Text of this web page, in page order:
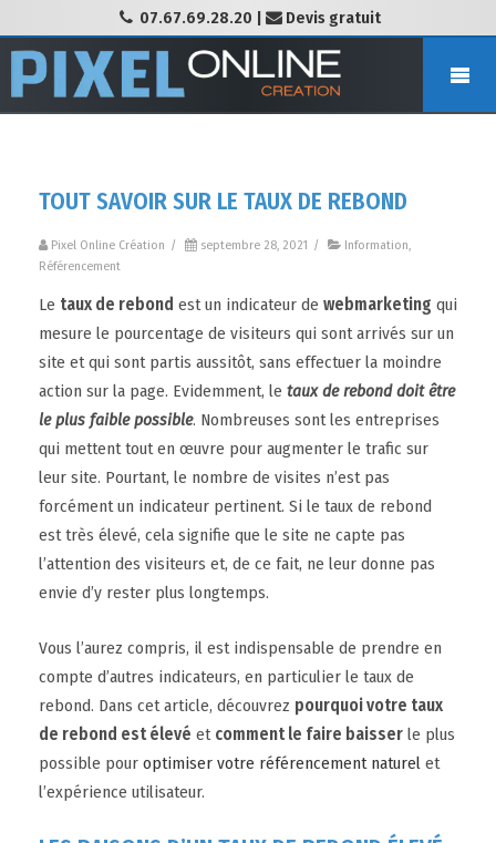
07.67.69.28.20 | Devis gratuit
TOUT SAVOIR SUR LE TAUX DE REBOND
Pixel Online Création / septembre 28, 2021 / Information,
Référencement
Le taux de rebond est un indicateur de webmarketing qui
mesure le pourcentage de visiteurs qui sont arrivés sur un
site et qui sont partis aussitôt, sans effectuer la moindre
action sur la page. Evidemment, le taux de rebond doit être
le plus faible possible. Nombreuses sont les entreprises
qui mettent tout en œuvre pour augmenter le trafic sur
leur site. Pourtant, le nombre de visites n’est pas
forcément un indicateur pertinent. Si le taux de rebond
est très élevé, cela signifie que le site ne capte pas
l’attention des visiteurs et, de ce fait, ne leur donne pas
envie d’y rester plus longtemps.
Vous l’aurez compris, il est indispensable de prendre en
compte d’autres indicateurs, en particulier le taux de
rebond. Dans cet article, découvrez pourquoi votre taux
de rebond est élevé et comment le faire baisser le plus
possible pour optimiser votre référencement naturel et
l’expérience utilisateur.